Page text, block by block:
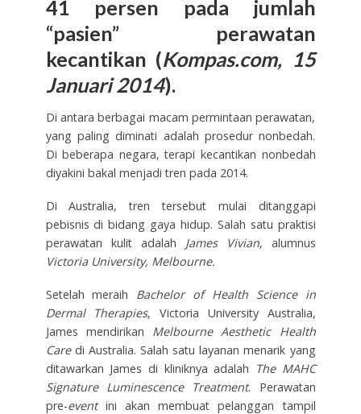
41 persen pada jumlah
“pasien” perawatan
kecantikan (Kompas.com, 15
Januari 2014).
Di antara berbagai macam permintaan perawatan,
yang paling diminati adalah prosedur nonbedah.
Di beberapa negara, terapi kecantikan nonbedah
diyakini bakal menjadi tren pada 2014.
Di Australia, tren tersebut mulai ditanggapi
pebisnis di bidang gaya hidup. Salah satu praktisi
perawatan kulit adalah James Vivian, alumnus
Victoria University, Melbourne.
Setelah meraih Bachelor of Health Science in
Dermal Therapies, Victoria University Australia,
James mendirikan Melbourne Aesthetic Health
Caredi Australia. Salah satu layanan menarik yang
ditawarkan James di kliniknya adalah The MAHC
Signature Luminescence Treatment. Perawatan
pre-event ini akan membuat pelanggan tampil